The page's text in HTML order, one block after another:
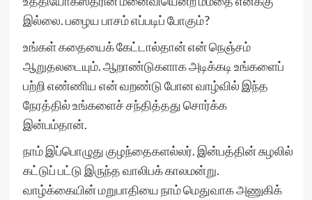
இல்லை. பழைய பாசம் எப்படிப் போகும்?
உங்கள் கதையைக் கேட்டால்தான் என் நெஞ்சம்
ஆறுதலடையும். ஆறாண்டுகளாக அடிக்கடி உங்களைப்
பற்றி எண்ணிய என் வறண்டு போன வாழ்வில் இந்த
நேரத்தில் உங்களைச் சந்தித்தது சொர்க்க
இன்பம்தான்.
நாம் இப்பொழுது குழந்தைகளல்லர். இன்பத்தின் சுழலில்
கட்டுப் பட்டு இருந்த வாலிபக் காலமன்று.
வாழ்க்கையின் மறுபாதியை நாம் மெதுவாக அணுகிக்